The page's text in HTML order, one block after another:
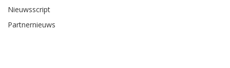
Nieuwsscript
Partnernieuws